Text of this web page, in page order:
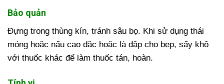
Bảo quản
Đựng trong thùng kín, tránh sâu bọ. Khi sử dụng thái
mỏng hoặc nấu cao đặc hoặc là đập cho bẹp, sấy khô
với thuốc khác để làm thuốc tán, hoàn.